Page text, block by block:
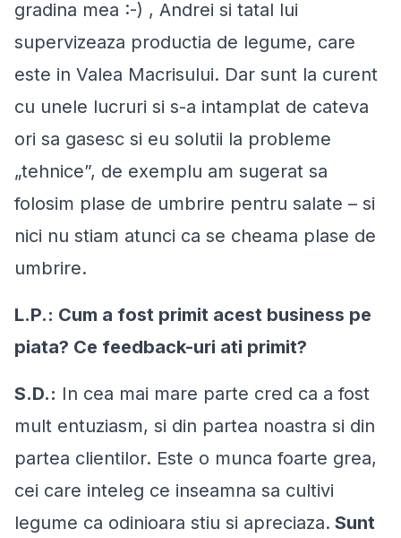
gradina mea :-) , Andrei si tatal lui
supervizeaza productia de legume, care
este in Valea Macrisului. Dar sunt la curent
cu unele lucruri si s-a intamplat de cateva
ori sa gasesc si eu solutii la probleme
„tehnice”, de exemplu am sugerat sa
folosim plase de umbrire pentru salate – si
nici nu stiam atunci ca se cheama plase de
umbrire.
L.P.: Cum a fost primit acest business pe
piata? Ce feedback-uri ati primit?
S.D.: In cea mai mare parte cred ca a fost
mult entuziasm, si din partea noastra si din
partea clientilor. Este o munca foarte grea,
cei care inteleg ce inseamna sa cultivi
legume ca odinioara stiu si apreciaza. Sunt